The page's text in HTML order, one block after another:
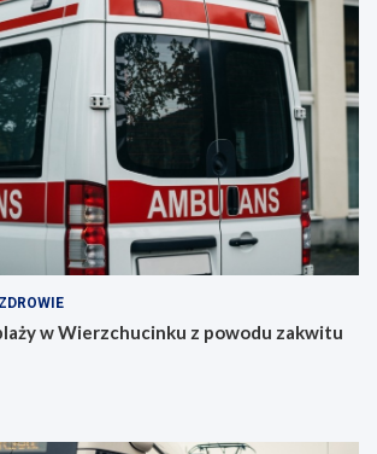
ZDROWIE
w Wierzchucinku z powodu zakwitu